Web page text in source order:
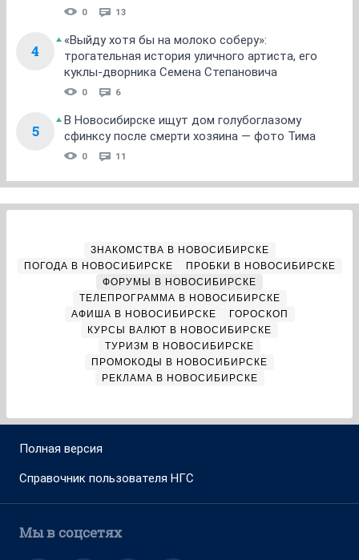
0 13
4
«Выйду хотя бы на молоко соберу»:
трогательная история уличного артиста, его
куклы-дворника Семена Степановича
0 6
5
В Новосибирске ищут дом голубоглазому
сфинксу после смерти хозяина — фото Тима
0 11
ЗНАКОМСТВА В НОВОСИБИРСКЕ
ПОГОДА В НОВОСИБИРСКЕ
ПРОБКИ В НОВОСИБИРСКЕ
ФОРУМЫ В НОВОСИБИРСКЕ
ТЕЛЕПРОГРАММА В НОВОСИБИРСКЕ
АФИША В НОВОСИБИРСКЕ
ГОРОСКОП
КУРСЫ ВАЛЮТ В НОВОСИБИРСКЕ
ТУРИЗМ В НОВОСИБИРСКЕ
ПРОМОКОДЫ В НОВОСИБИРСКЕ
РЕКЛАМА В НОВОСИБИРСКЕ
Полная версия
Справочник пользователя НГС
Мы в соцсетях